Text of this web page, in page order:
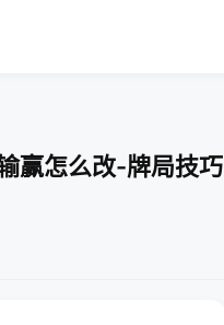
赢怎么改-牌局技巧